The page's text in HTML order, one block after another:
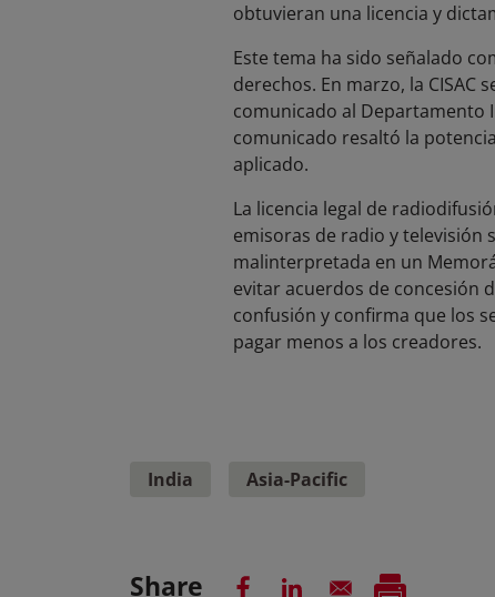
obtuvieran una licencia y
Este tema ha sido señalado
derechos. En marzo, la
comunicado al Departamento
comunicado resaltó la
aplicado.
La licencia legal de
emisoras de radio y televisión
malinterpretada en un
evitar acuerdos de concesión
confusión y confirma que los
pagar menos a los creadores.
India Asia-Pacific
Share